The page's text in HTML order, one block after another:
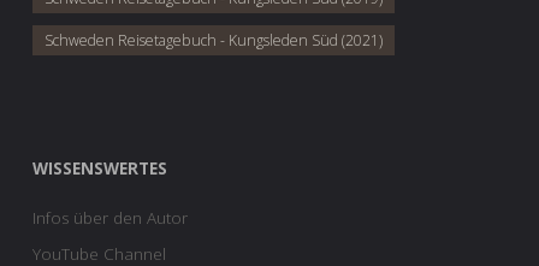
Schweden Reisetagebuch - Kungsleden Süd (2021)
WISSENSWERTES
Infos über den Autor
YouTube Channel